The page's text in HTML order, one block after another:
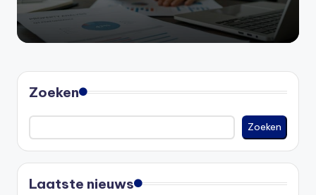
Zoeken
Zoeken
Laatste nieuws